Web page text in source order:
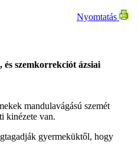
Nyomtatás
szemkorrekciót ázsiai
mandulavágású szemét
kinézete van.
gyermeküktől, hogy